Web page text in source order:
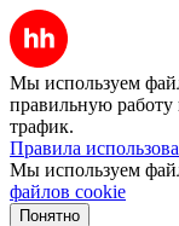
Мы используем
правильную работу
трафик.
Правила
Мы используем
файлов cookie
Понятно